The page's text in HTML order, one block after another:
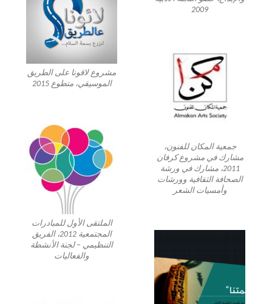
2009
مشروع لاقونا على الطريق
الموسيقي، متطوع 2015
جمعية المكان للفنون،
مشارك في مشروع كرفان
2011، مشارك في ورشة
الصحافة الثقافية وورشات
وأمسيات الشعر
الملتقى الأول للمبادرات
المجتمعية 2012، الفريق
التنظيمي – لجنة الأنشطة
والفعاليات